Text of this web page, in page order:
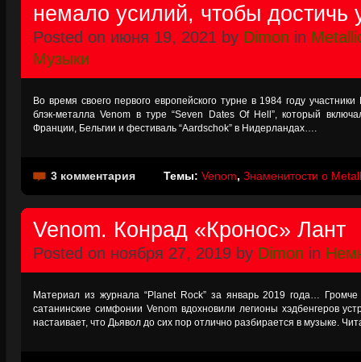
немало усилий, чтобы достичь
Posted on июня 19, 2021 by Dimon in
Музыки
Во время своего первого европейского турне в 1984 году
блэк-металла Venom в туре “Seven Dates Of Hell”, который
Франции, Бельгии и фестиваль “Aardschok” в Нидерландах….
3 комментария Темы: Venom, Знаменитости о
Venom. Конрад «Кронос» Лант
Posted on ноября 27, 2019 by Dimon in
Материал из журнала “Planet Rock” за январь 2019 года…
сатанинские симфонии Venom вдохновили легионы хэдбенгеров
настаивает, что Дьявол до сих пор отлично разбирается в музыке.